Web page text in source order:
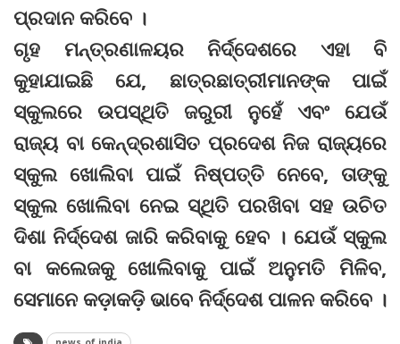
ପ୍ରଦାନ କରିବେ ।
ଗୃହ ମନ୍ତ୍ରଣାଳୟର ନିର୍ଦ୍ଦେଶରେ ଏହା ବି
କୁହାଯାଇଛି ଯେ, ଛାତ୍ରଛାତ୍ରୀମାନଙ୍କ ପାଇଁ
ସ୍କୁଲରେ ଉପସ୍ଥିତି ଜରୁରୀ ନୁହେଁ ଏବଂ ଯେଉଁ
ରାଜ୍ୟ ବା କେନ୍ଦ୍ରଶାସିତ ପ୍ରଦେଶ ନିଜ ରାଜ୍ୟରେ
ସ୍କୁଲ ଖୋଲିବା ପାଇଁ ନିଷ୍ପତ୍ତି ନେବେ, ତାଙ୍କୁ
ସ୍କୁଲ ଖୋଲିବା ନେଇ ସ୍ଥିତି ପରଖିବା ସହ ଉଚିତ
ଦିଶା ନିର୍ଦ୍ଦେଶ ଜାରି କରିବାକୁ ହେବ । ଯେଉଁ ସ୍କୁଲ
ବା କଲେଜକୁ ଖୋଲିବାକୁ ପାଇଁ ଅନୁମତି ମିଳିବ,
ସେମାନେ କଡ଼ାକଡ଼ି ଭାବେ ନିର୍ଦ୍ଦେଶ ପାଳନ କରିବେ ।